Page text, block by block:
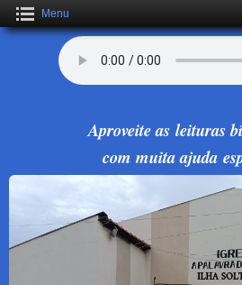
Menu
Aproveite as leituras
com muita ajuda